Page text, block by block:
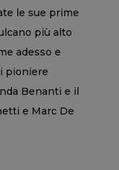
le sue prime
più alto
adesso e
pioniere
Benanti e il
e Marc De